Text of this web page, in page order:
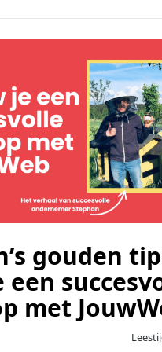
gouden
een
met